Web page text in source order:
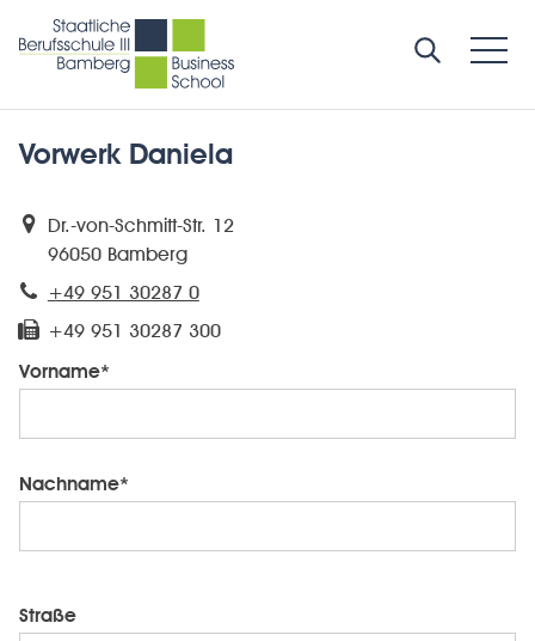
Vorwerk Daniela
Dr.-von-Schmitt-Str. 12
96050 Bamberg
+49 951 30287 0
+49 951 30287 300
Vorname*
Nachname*
Straße